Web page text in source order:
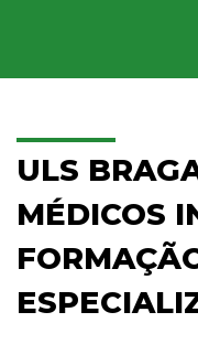
ULS
MÉDICOS